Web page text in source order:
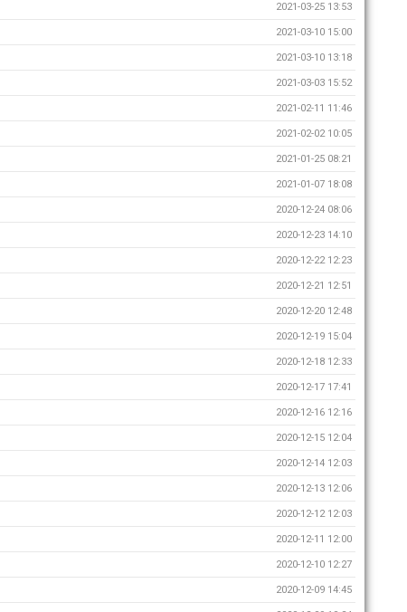
2021-03-25 13:53
2021-03-10 15:00
2021-03-10 13:18
2021-03-03 15:52
2021-02-11 11:46
2021-02-02 10:05
2021-01-25 08:21
2021-01-07 18:08
2020-12-24 08:06
2020-12-23 14:10
2020-12-22 12:23
2020-12-21 12:51
2020-12-20 12:48
2020-12-19 15:04
2020-12-18 12:33
2020-12-17 17:41
2020-12-16 12:16
2020-12-15 12:04
2020-12-14 12:03
2020-12-13 12:06
2020-12-12 12:03
2020-12-11 12:00
2020-12-10 12:27
2020-12-09 14:45